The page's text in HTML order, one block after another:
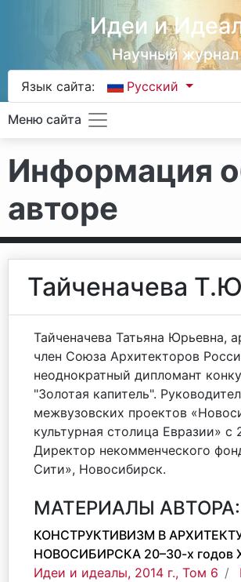
Идеи и
Научный журнал
Язык сайта: Русский
Меню сайта
Информация
авторе
Тайченачева
Тайченачева Татьяна Юрьевна,
член Союза Архитекторов
неоднократный дипломант
"Золотая капитель".
межвузовских проектов
культурная столица Евразии» с
Директор некомменческого
Сити», Новосибирск.
МАТЕРИАЛЫ АВТОРА:
КОНСТРУКТИВИЗМ В
НОВОСИБИРСКА 20–30-х годов
Идеи и идеалы, 2014 г., Том 6